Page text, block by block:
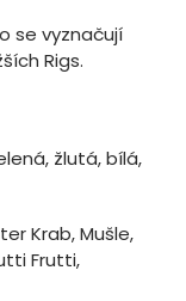
se vyznačují
Rigs.
žlutá, bílá,
Krab, Mušle,
Frutti,